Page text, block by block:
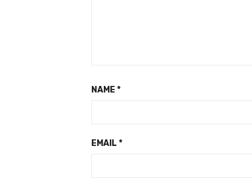
NAME *
EMAIL *